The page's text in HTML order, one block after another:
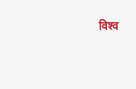
विश्व